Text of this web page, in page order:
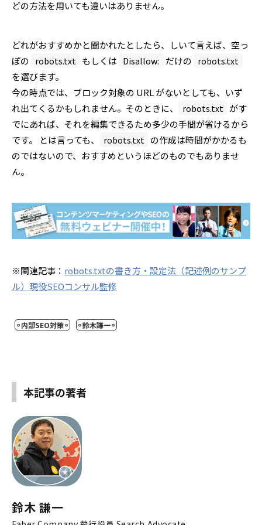
どの方法を用いても違いはありません。
どれがおすすめかと聞かれたとしたら、しいて言えば、空っ
ぽの robots.txt もしくは Disallow: だけの robots.txt
を選びます。
今の時点では、ブロック対象の URL がないとしても、いず
れ出てくるかもしれません。そのときに、
robots.txt がす
でにあれば、それを編集できるため多少の手間が省けるから
です。 とは言っても、
robots.txt の作成は時間がかかるも
のではないので、おすすめというほどのものでもありませ
ん。
※関連記事： robots.txtの書き方・設定法（記述例のサンプ
ル）現役SEOコンサル監修
内部SEO対策 鈴木謙一
本記事の著者
鈴木 謙一